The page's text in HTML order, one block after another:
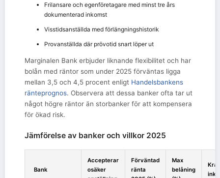
Frilansare och egenföretagare med minst tre års
dokumenterad inkomst
Visstidsanställda med förlängningshistorik
Provanställda där prövotid snart löper ut
Marginalen Bank erbjuder liknande flexibilitet och har
bolån med räntor som under 2025 förväntas ligga
mellan 3,5 och 4,5 procent enligt Handelsbankens
ränteprognos. Observera att dessa banker ofta tar ut
något högre räntor än storbanker för att kompensera
för ökad risk.
Jämförelse av banker och villkor 2025
Bank
Accepterar
osäker
Förväntad
ränta
Max
belåning